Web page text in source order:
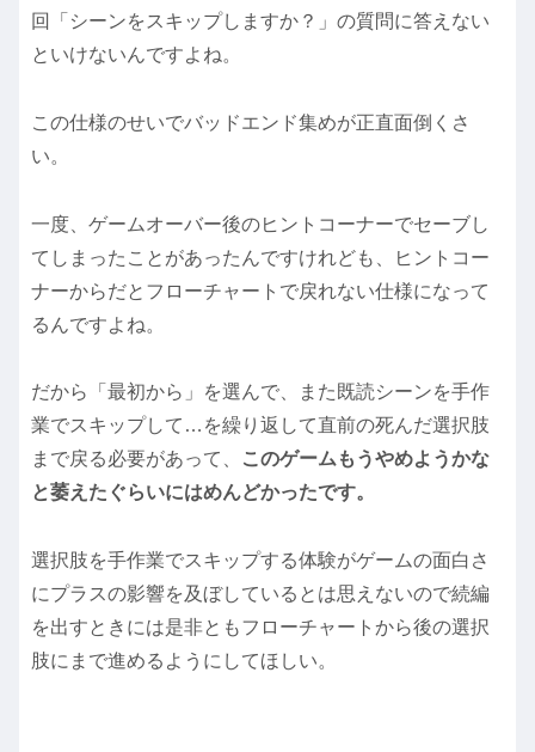
回「シーンをスキップしますか？」の質問に答えない
といけないんですよね。
この仕様のせいでバッドエンド集めが正直面倒くさ
い。
一度、ゲームオーバー後のヒントコーナーでセーブし
てしまったことがあったんですけれども、ヒントコー
ナーからだとフローチャートで戻れない仕様になって
るんですよね。
だから「最初から」を選んで、また既読シーンを手作
業でスキップして…を繰り返して直前の死んだ選択肢
まで戻る必要があって、
このゲームもうやめようかな
と萎えたぐらいにはめんどかったです。
選択肢を手作業でスキップする体験がゲームの面白さ
にプラスの影響を及ぼしているとは思えないので続編
を出すときには是非ともフローチャートから後の選択
肢にまで進めるようにしてほしい。